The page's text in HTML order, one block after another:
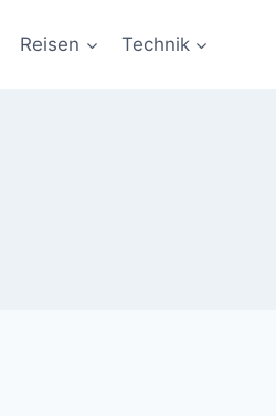
Reisen Technik